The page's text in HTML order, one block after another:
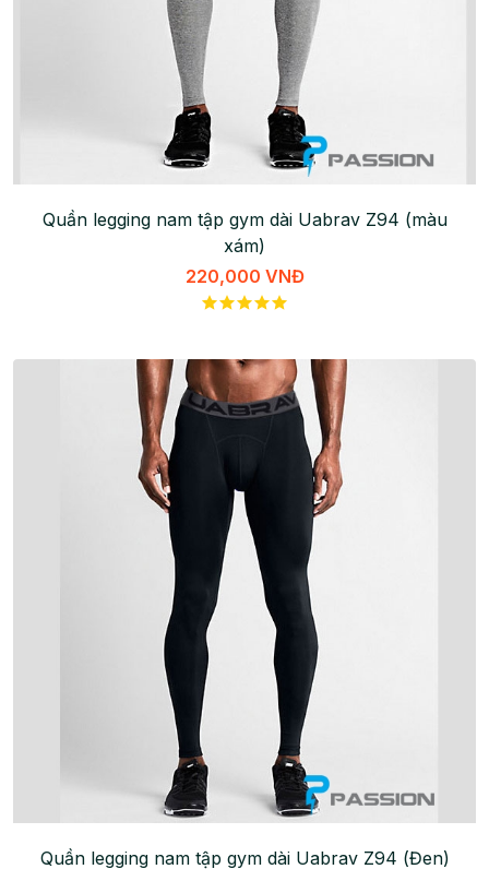
Quần legging nam tập gym dài Uabrav Z94 (màu
xám)
220,000 VNĐ
Quần legging nam tập gym dài Uabrav Z94 (Đen)